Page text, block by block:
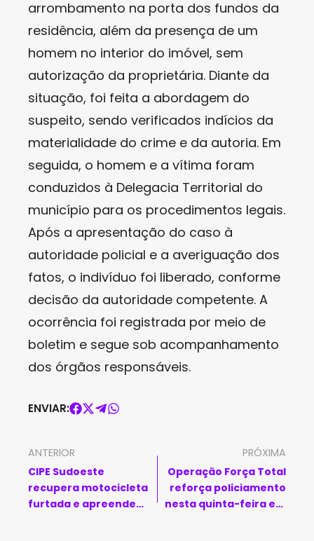
arrombamento na porta dos fundos da
residência, além da presença de um
homem no interior do imóvel, sem
autorização da proprietária. Diante da
situação, foi feita a abordagem do
suspeito, sendo verificados indícios da
materialidade do crime e da autoria. Em
seguida, o homem e a vítima foram
conduzidos à Delegacia Territorial do
município para os procedimentos legais.
Após a apresentação do caso à
autoridade policial e a averiguação dos
fatos, o indivíduo foi liberado, conforme
decisão da autoridade competente. A
ocorrência foi registrada por meio de
boletim e segue sob acompanhamento
dos órgãos responsáveis.
ENVIAR:
ANTERIOR
CIPE Sudoeste
recupera motocicleta
furtada e apreende
PRÓXIMA
Operação Força Total
reforça policiamento
nesta quinta-feira em